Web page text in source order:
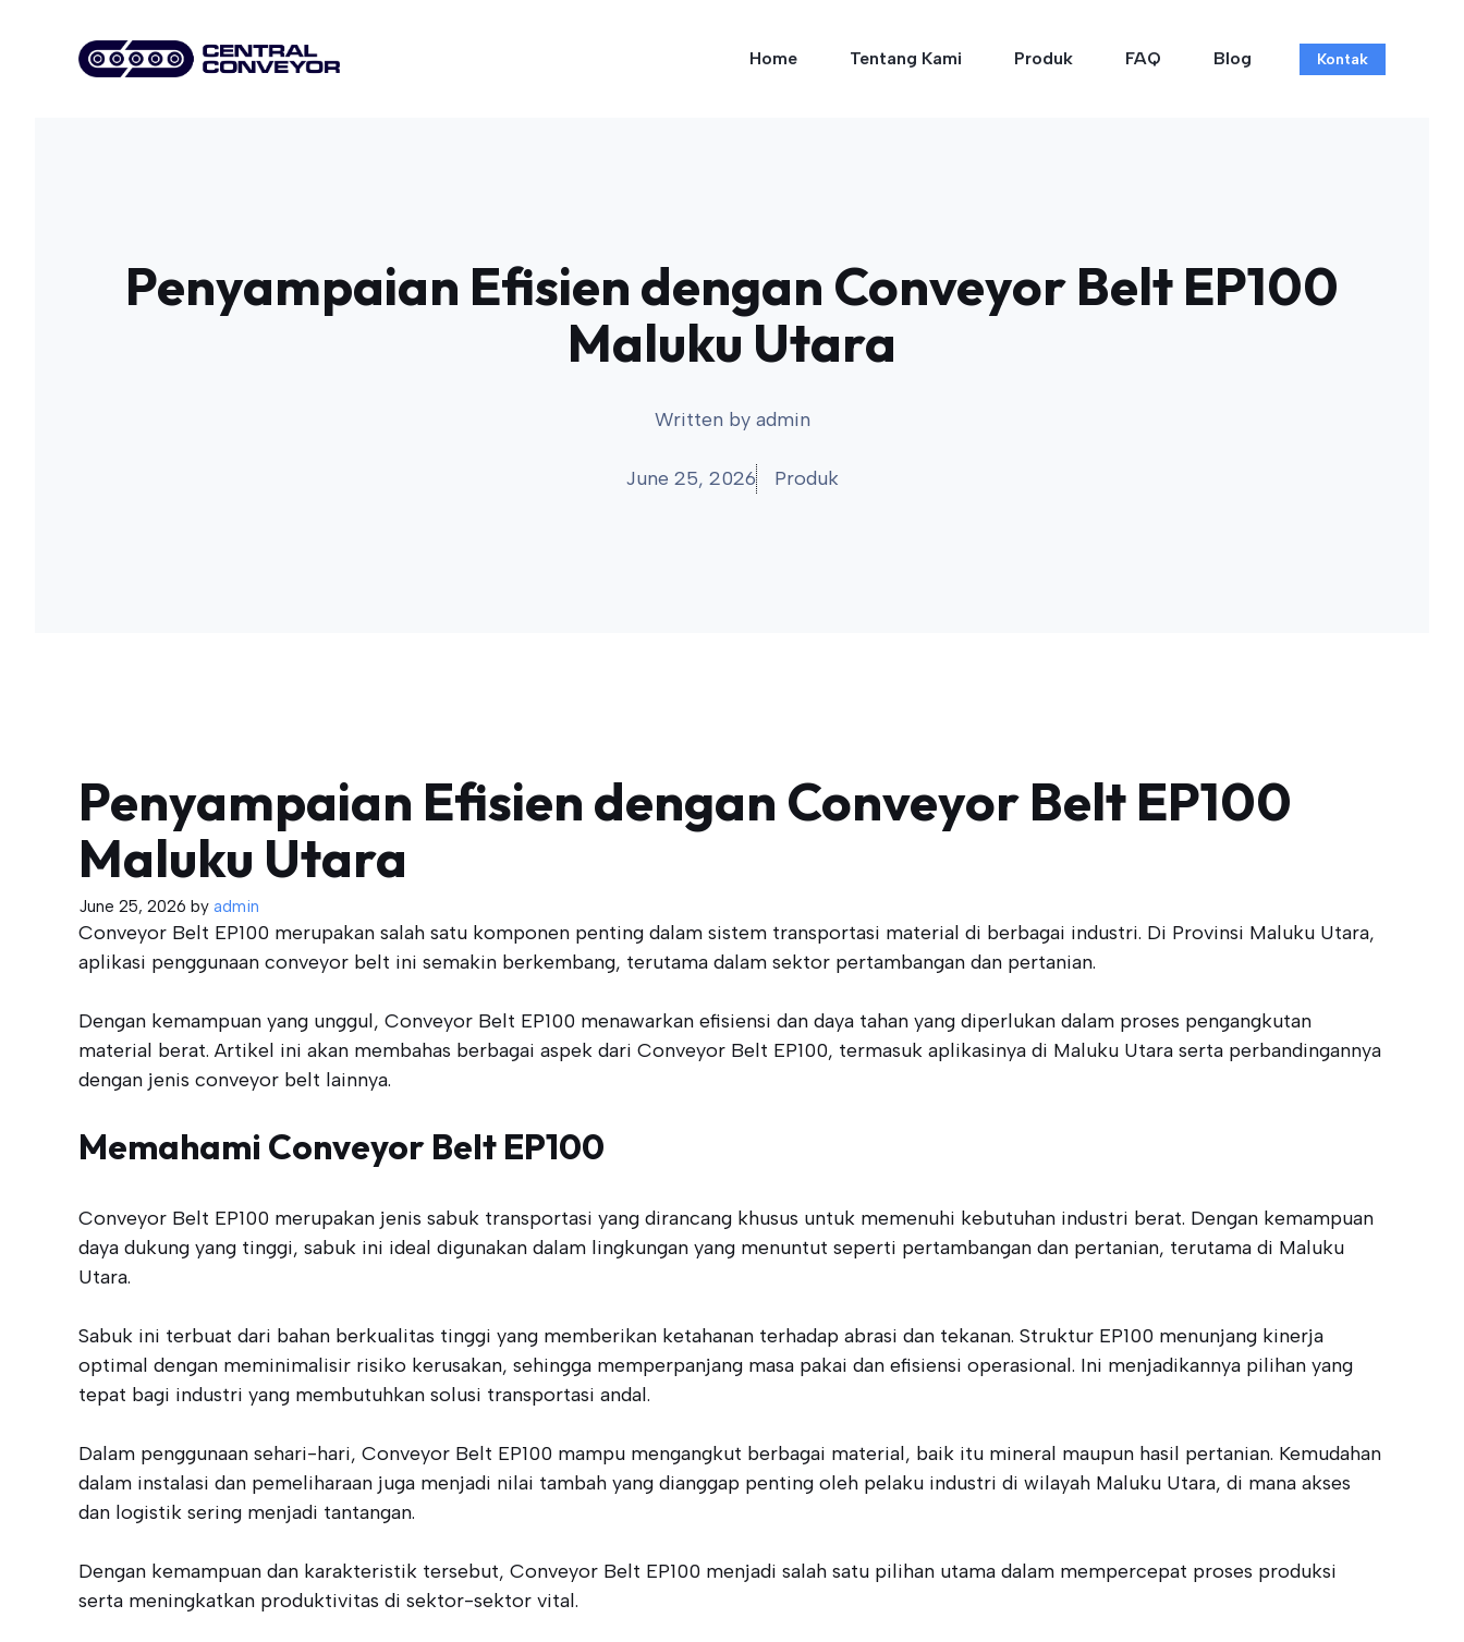
Home Tentang Kami Produk FAQ Blog Kontak
Penyampaian Efisien dengan Conveyor Belt EP100
Maluku Utara
Written by admin
June 25, 2026 Produk
Penyampaian Efisien dengan Conveyor Belt EP100
Maluku Utara
June 25, 2026 by admin
Conveyor Belt EP100 merupakan salah satu komponen penting dalam sistem transportasi material di berbagai industri. Di Provinsi Maluku Utara,
aplikasi penggunaan conveyor belt ini semakin berkembang, terutama dalam sektor pertambangan dan pertanian.
Dengan kemampuan yang unggul, Conveyor Belt EP100 menawarkan efisiensi dan daya tahan yang diperlukan dalam proses pengangkutan
material berat. Artikel ini akan membahas berbagai aspek dari Conveyor Belt EP100, termasuk aplikasinya di Maluku Utara serta perbandingannya
dengan jenis conveyor belt lainnya.
Memahami Conveyor Belt EP100
Conveyor Belt EP100 merupakan jenis sabuk transportasi yang dirancang khusus untuk memenuhi kebutuhan industri berat. Dengan kemampuan
daya dukung yang tinggi, sabuk ini ideal digunakan dalam lingkungan yang menuntut seperti pertambangan dan pertanian, terutama di Maluku
Utara.
Sabuk ini terbuat dari bahan berkualitas tinggi yang memberikan ketahanan terhadap abrasi dan tekanan. Struktur EP100 menunjang kinerja
optimal dengan meminimalisir risiko kerusakan, sehingga memperpanjang masa pakai dan efisiensi operasional. Ini menjadikannya pilihan yang
tepat bagi industri yang membutuhkan solusi transportasi andal.
Dalam penggunaan sehari-hari, Conveyor Belt EP100 mampu mengangkut berbagai material, baik itu mineral maupun hasil pertanian. Kemudahan
dalam instalasi dan pemeliharaan juga menjadi nilai tambah yang dianggap penting oleh pelaku industri di wilayah Maluku Utara, di mana akses
dan logistik sering menjadi tantangan.
Dengan kemampuan dan karakteristik tersebut, Conveyor Belt EP100 menjadi salah satu pilihan utama dalam mempercepat proses produksi
serta meningkatkan produktivitas di sektor-sektor vital.